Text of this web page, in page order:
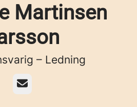
Martinsen
– Ledning
E-post